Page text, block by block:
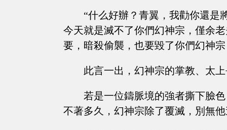
“什么好辦？青翼，我勸你還是
今天就是滅不了你們幻神宗，僅余
要，暗殺偷襲，也要毀了你們幻神宗
此言一出，幻神宗的掌教、太
若是一位鑄脈境的強者撕下臉
不著多久，幻神宗除了覆滅，別無